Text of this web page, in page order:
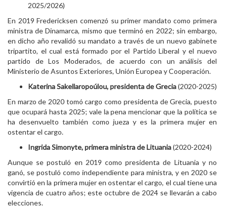
2025/2026)
En 2019 Fredericksen comenzó su primer mandato como primera
ministra de Dinamarca, mismo que terminó en 2022; sin embargo,
en dicho año revalidó su mandato a través de un nuevo gabinete
tripartito, el cual está formado por el Partido Liberal y el nuevo
partido de Los Moderados, de acuerdo con un análisis del
Ministerio de Asuntos Exteriores, Unión Europea y Cooperación.
KaterinaSakellaropoúlou, presidenta de Grecia(2020-2025)
En marzo de 2020 tomó cargo como presidenta de Grecia, puesto
que ocupará hasta 2025; vale la pena mencionar que la política se
ha desenvuelto también como jueza y es la primera mujer en
ostentar el cargo.
Ingrida Simonyte, primera ministra de Lituania(2020-2024)
Aunque se postuló en 2019 como presidenta de Lituania y no
ganó, se postuló como independiente para ministra, y en 2020 se
convirtió en la primera mujer en ostentar el cargo, el cual tiene una
vigencia de cuatro años; este octubre de 2024 se llevarán a cabo
elecciones.